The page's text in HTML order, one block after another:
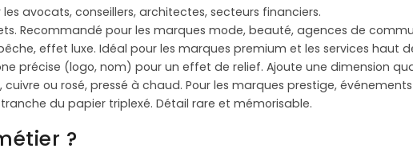
avocats, conseillers, architectes, secteurs financiers.
Recommandé pour les marques mode, beauté, agences de
effet luxe. Idéal pour les marques premium et les services haut
précise (logo, nom) pour un effet de relief. Ajoute une dimension
ou rosé, pressé à chaud. Pour les marques prestige, événements
du papier triplexé. Détail rare et mémorisable.
?